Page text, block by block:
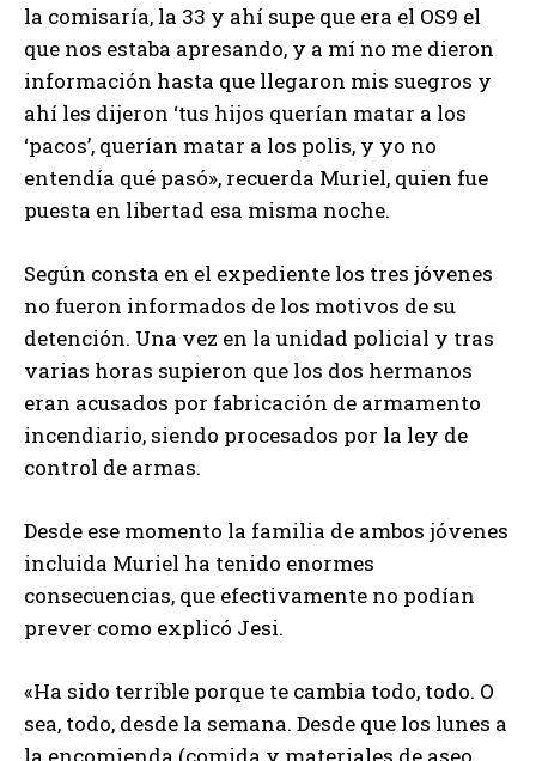
la comisaría, la 33 y ahí supe que era el OS9 el
que nos estaba apresando, y a mí no me dieron
información hasta que llegaron mis suegros y
ahí les dijeron ‘tus hijos querían matar a los
‘pacos’, querían matar a los polis, y yo no
entendía qué pasó», recuerda Muriel, quien fue
puesta en libertad esa misma noche.
Según consta en el expediente los tres jóvenes
no fueron informados de los motivos de su
detención. Una vez en la unidad policial y tras
varias horas supieron que los dos hermanos
eran acusados por fabricación de armamento
incendiario, siendo procesados por la ley de
control de armas.
Desde ese momento la familia de ambos jóvenes
incluida Muriel ha tenido enormes
consecuencias, que efectivamente no podían
prever como explicó Jesi.
«Ha sido terrible porque te cambia todo, todo. O
sea, todo, desde la semana. Desde que los lunes a